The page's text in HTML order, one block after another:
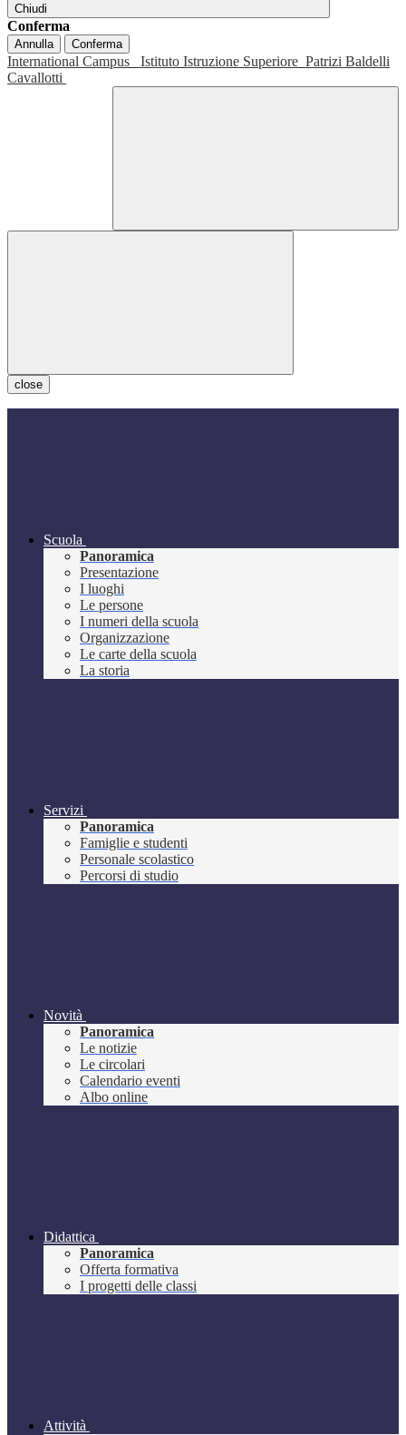
Chiudi
Conferma
Annulla Conferma
International Campus Istituto Istruzione Superiore Patrizi Baldelli
Cavallotti
close
Scuola
Panoramica
Presentazione
I luoghi
Le persone
I numeri della scuola
Organizzazione
Le carte della scuola
La storia
Servizi
Panoramica
Famiglie e studenti
Personale scolastico
Percorsi di studio
Novità
Panoramica
Le notizie
Le circolari
Calendario eventi
Albo online
Didattica
Panoramica
Offerta formativa
I progetti delle classi
Attività